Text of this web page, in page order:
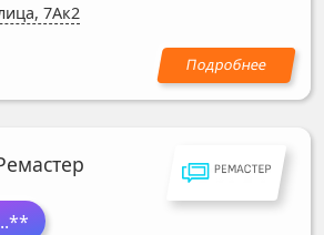
7Ак2
..**